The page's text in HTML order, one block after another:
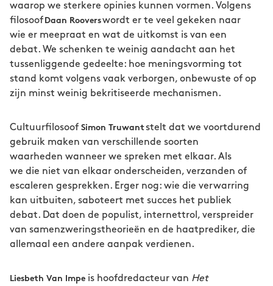
waarop we sterkere opinies kunnen vormen. Volgens
filosoof Daan Rooverswordt er te veel gekeken naar
wie er meepraat en wat de uitkomst is van een
debat. We schenken te weinig aandacht aan het
tussenliggende gedeelte: hoe meningsvorming tot
stand komt volgens vaak verborgen, onbewuste of op
zijn minst weinig bekritiseerde mechanismen.
Cultuurfilosoof Simon Truwant stelt dat we voortdurend
gebruik maken van verschillende soorten
waarheden wanneer we spreken met elkaar. Als
we die niet van elkaar onderscheiden, verzanden of
escaleren gesprekken. Erger nog: wie die verwarring
kan uitbuiten, saboteert met succes het publiek
debat. Dat doen de populist, internettrol, verspreider
van samenzweringstheorieën en de haatprediker, die
allemaal een andere aanpak verdienen.
Liesbeth Van Impe is hoofdredacteur van Het